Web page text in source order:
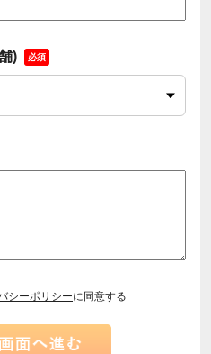
) 必須
シーポリシーに同意する